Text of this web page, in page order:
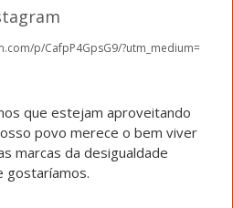
p/CafpP4GpsG9/?utm_medium=
que estejam aproveitando
povo merece o bem viver
marcas da desigualdade
gostaríamos.